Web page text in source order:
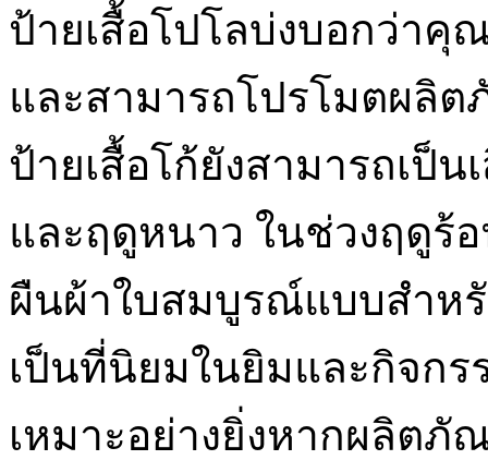
ป้ายเสื้อโปโลบ่งบอกว่าคุ
และสามารถโปรโมตผลิ
ป้ายเสื้อโก้ยังสามารถเป็
และฤดูหนาว ในช่วงฤดูร้
ผืนผ้าใบสมบูรณ์แบบสำห
เป็นที่นิยมในยิมและกิจกร
เหมาะอย่างยิ่งหากผลิต